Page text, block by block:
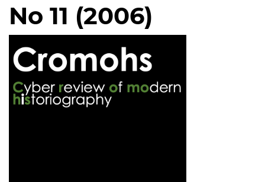
No 11 (2006)